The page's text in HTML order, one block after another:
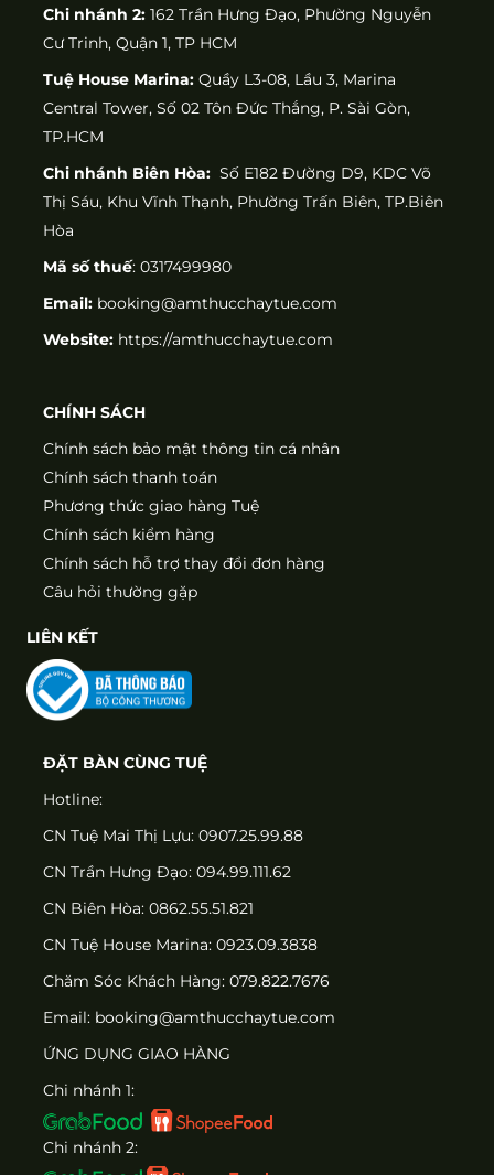
Chi nhánh 2: 162 Trần Hưng Đạo, Phường Nguyễn
Cư Trinh, Quận 1, TP HCM
Tuệ House Marina: Quầy L3-08, Lầu 3, Marina
Central Tower, Số 02 Tôn Đức Thắng, P. Sài Gòn,
TP.HCM
Chi nhánh Biên Hòa: Số E182 Đường D9, KDC Võ
Thị Sáu, Khu Vĩnh Thạnh, Phường Trấn Biên, TP.Biên
Hòa
Mã số thuế: 0317499980
Email: booking@amthucchaytue.com
Website: https://amthucchaytue.com
CHÍNH SÁCH
Chính sách bảo mật thông tin cá nhân
Chính sách thanh toán
Phương thức giao hàng Tuệ
Chính sách kiểm hàng
Chính sách hỗ trợ thay đổi đơn hàng
Câu hỏi thường gặp
LIÊN KẾT
ĐẶT BÀN CÙNG TUỆ
Hotline:
CN Tuệ Mai Thị Lựu: 0907.25.99.88
CN Trần Hưng Đạo: 094.99.111.62
CN Biên Hòa: 0862.55.51.821
CN Tuệ House Marina: 0923.09.3838
Chăm Sóc Khách Hàng: 079.822.7676
Email: booking@amthucchaytue.com
ỨNG DỤNG GIAO HÀNG
Chi nhánh 1:
Chi nhánh 2: